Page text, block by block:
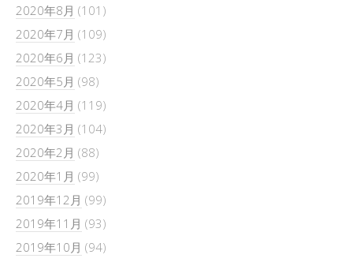
2020年8月 (101)
2020年7月 (109)
2020年6月 (123)
2020年5月 (98)
2020年4月 (119)
2020年3月 (104)
2020年2月 (88)
2020年1月 (99)
2019年12月 (99)
2019年11月 (93)
2019年10月 (94)